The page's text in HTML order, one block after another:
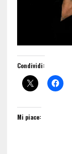
Condividi:
Mi piace: